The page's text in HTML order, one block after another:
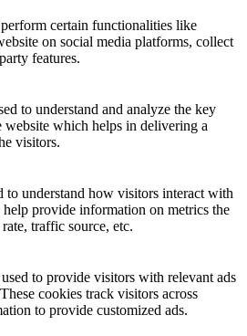
certain functionalities like
on social media platforms, collect
features.
to understand and analyze the key
website which helps in delivering a
visitors.
to understand how visitors interact with
provide information on metrics the
traffic source, etc.
to provide visitors with relevant ads
cookies track visitors across
to provide customized ads.